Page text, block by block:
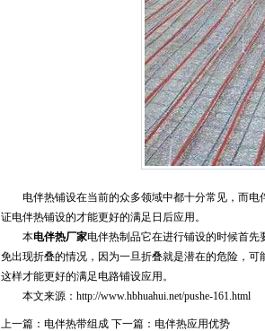
电伴热铺设在当前的众多领域中都十分常见，而
证电伴热铺设的才能更好的满足日后应用。
本电伴热厂家电伴热制品它在进行铺设的时候首
免出现折叠的情况，因为一旦折叠就是潜在的危险，
这样才能更好的满足电路铺设应用。
本文来源： http://www.hbhuahui.net/pushe-161.html
上一篇： 电伴热带组成下一篇： 电伴热应用优势